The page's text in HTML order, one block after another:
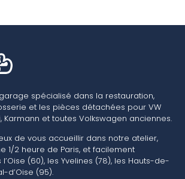
spécialisé dans la restauration,
et les pièces détachées pour VW
Karmann et toutes Volkswagen anciennes.
de vous accueillir dans notre atelier,
1/2 heure de Paris, et facilement
(60), les Yvelines (78), les Hauts-de-
d’Oise (95).